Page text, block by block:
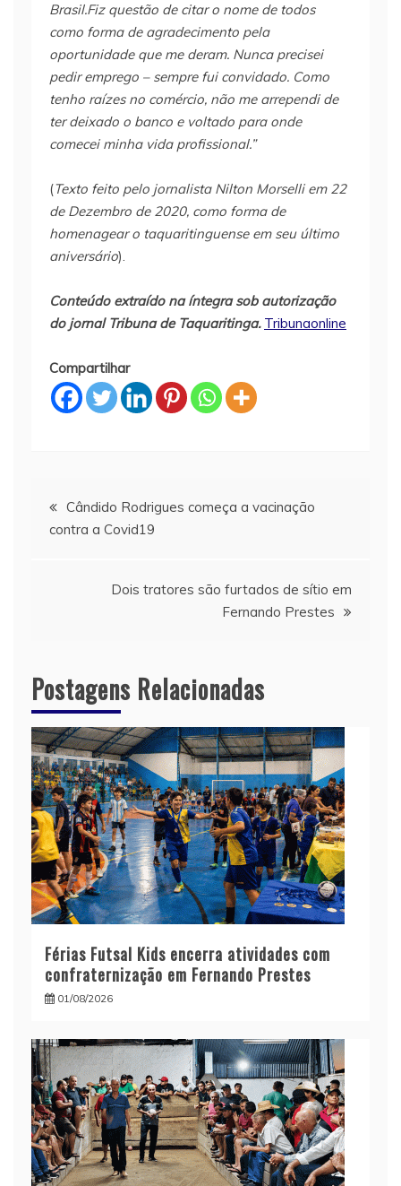
Brasil.Fiz questão de citar o nome de todos
como forma de agradecimento pela
oportunidade que me deram. Nunca precisei
pedir emprego – sempre fui convidado. Como
tenho raízes no comércio, não me arrependi de
ter deixado o banco e voltado para onde
comecei minha vida profissional.”
(Texto feito pelo jornalista Nilton Morselli em 22
de Dezembro de 2020, como forma de
homenagear o taquaritinguense em seu último
aniversário).
Conteúdo extraído na íntegra sob autorização
do jornal Tribuna de Taquaritinga. Tribunaonline
Compartilhar
Navegação
Cândido Rodrigues começa a vacinação
contra a Covid19
Dois tratores são furtados de sítio em
Fernando Prestes
Postagens Relacionadas
Férias Futsal Kids encerra atividades com
confraternização em Fernando Prestes
01/08/2026